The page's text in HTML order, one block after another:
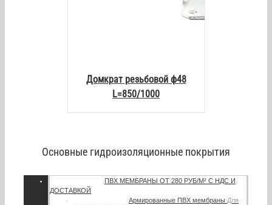
Домкрат резьбовой ф48
L=850/1000
Основные гидроизоляционные покрытия
ПВХ МЕМБРАНЫ ОТ 280 РУБ/М² С НДС И
ДОСТАВКОЙ
Армированные ПВХ мембраны Для